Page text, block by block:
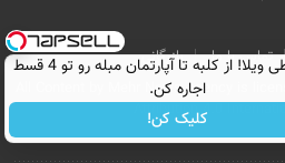
تماس با ما
بازرگانی
All Content by Mehr News Agency is
Attribution 4.0
اجاره‌ قسطی ویلا! از کلبه تا آپارتمان مبله رو تو 4 قسط
اجاره کن.
کلیک کن!